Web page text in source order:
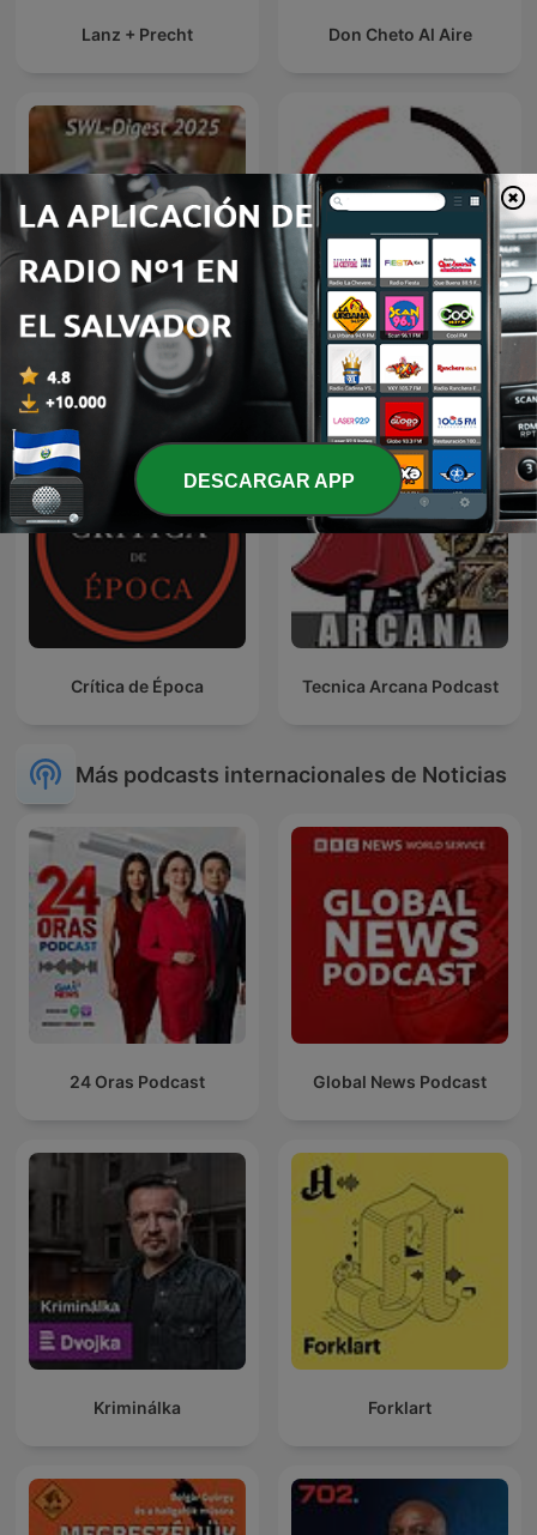
Lanz + Precht Don Cheto Al Aire
SWL Digest 2025 70 80
Crítica de Época Tecnica Arcana Podcast
Más podcasts internacionales de Noticias
24 Oras Podcast Global News Podcast
Kriminálka Forklart
DESCARGAR APP